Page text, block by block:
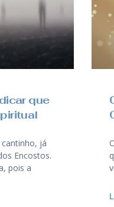
que
já
Encostos.
pois a